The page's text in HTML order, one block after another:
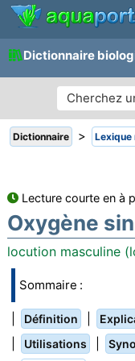
Dictionnaire
Dictionnaire > Lexique
Lecture courte en à
Oxygène
locution masculine
Sommaire :
Définition
Utilisations